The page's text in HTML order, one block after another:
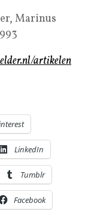
Marinus
artikelen
LinkedIn
Tumblr
Facebook